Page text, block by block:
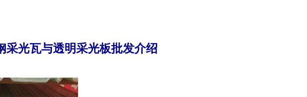
光瓦与透明采光板批发介绍